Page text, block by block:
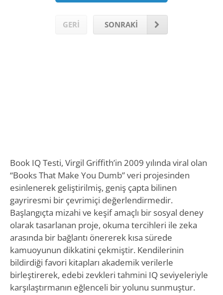
GERİ SONRAKİ
Book IQ Testi, Virgil Griffith’in 2009 yılında viral olan
“Books That Make You Dumb” veri projesinden
esinlenerek geliştirilmiş, geniş çapta bilinen
gayriresmi bir çevrimiçi değerlendirmedir.
Başlangıçta mizahi ve keşif amaçlı bir sosyal deney
olarak tasarlanan proje, okuma tercihleri ile zeka
arasında bir bağlantı önererek kısa sürede
kamuoyunun dikkatini çekmiştir. Kendilerinin
bildirdiği favori kitapları akademik verilerle
birleştirerek, edebi zevkleri tahmini IQ seviyeleriyle
karşılaştırmanın eğlenceli bir yolunu sunmuştur.